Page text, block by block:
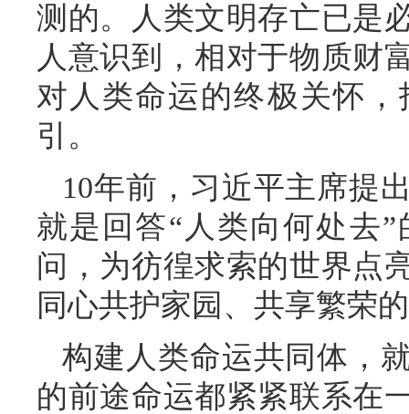
测的。人类文明存亡已是
人意识到，相对于物质财
对人类命运的终极关怀
引。
10年前，习近平主席提
就是回答“人类向何处去
问，为彷徨求索的世界点
同心共护家园、共享繁荣
构建人类命运共同体，
的前途命运都紧紧联系在